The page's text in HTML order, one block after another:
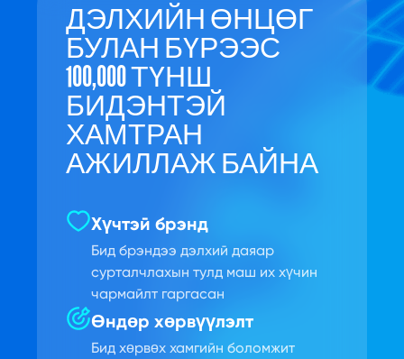
ДЭЛХИЙН ӨНЦӨГ
БУЛАН БҮРЭЭС
100,000 ТҮНШ
БИДЭНТЭЙ
ХАМТРАН
АЖИЛЛАЖ БАЙНА
Хүчтэй брэнд
Бид брэндээ дэлхий даяар
сурталчлахын тулд маш их хүчин
чармайлт гаргасан
Өндөр хөрвүүлэлт
Бид хөрвөх хамгийн боломжит